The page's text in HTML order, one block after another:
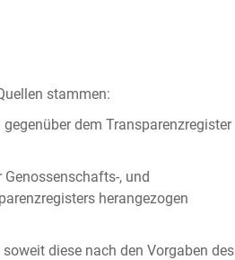
stammen:
dem Transparenzregister
, und
herangezogen
diese nach den Vorgaben des